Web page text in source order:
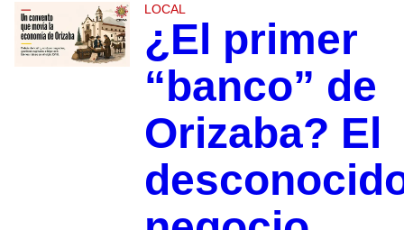
LOCAL
¿El primer
“banco” de
Orizaba? El